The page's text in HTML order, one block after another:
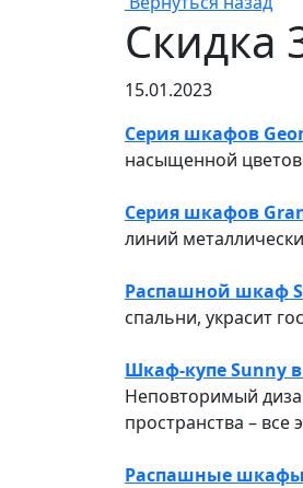
Скидка
15.01.2023
Серия шкафов
насыщенной
Серия шкафов
линий
Распашной шкаф
спальни, украсит
Шкаф-купе Sunny
Неповторимый
пространства –
Распашные шкафы